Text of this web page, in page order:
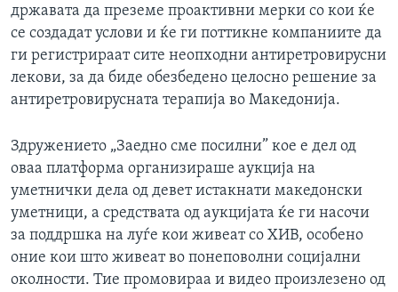
државата да преземе проактивни мерки со кои ќе
се создадат услови и ќе ги поттикне компаниите да
ги регистрираат сите неопходни антиретровирусни
лекови, за да биде обезбедено целосно решение за
антиретровирусната терапија во Македонија.
Здружението „Заедно сме посилни” кое е дел од
оваа платформа организираше аукција на
уметнички дела од девет истакнати македонски
уметници, а средствата од аукцијата ќе ги насочи
за поддршка на луѓе кои живеат со ХИВ, особено
оние кои што живеат во понеповолни социјални
околности. Тие промовираа и видео произлезено од